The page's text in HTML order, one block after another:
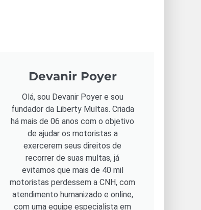
Devanir Poyer
Olá, sou Devanir Poyer e sou
fundador da Liberty Multas. Criada
há mais de 06 anos com o objetivo
de ajudar os motoristas a
exercerem seus direitos de
recorrer de suas multas, já
evitamos que mais de 40 mil
motoristas perdessem a CNH, com
atendimento humanizado e online,
com uma equipe especialista em